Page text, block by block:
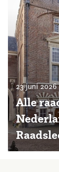
23 juni 2026
Alle